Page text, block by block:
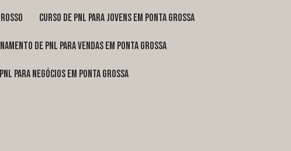
curso de pnl para jovens em Ponta Grossa
de pnl para vendas em Ponta Grossa
para negócios em Ponta Grossa